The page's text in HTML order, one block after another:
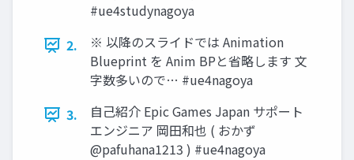
#ue4studynagoya
2.
※ 以降のスライドでは Animation
Blueprint を Anim BPと省略します 文
字数多いので… #ue4nagoya
3.
自己紹介 Epic Games Japan サポート
エンジニア 岡田和也 ( おかず
@pafuhana1213 ) #ue4nagoya